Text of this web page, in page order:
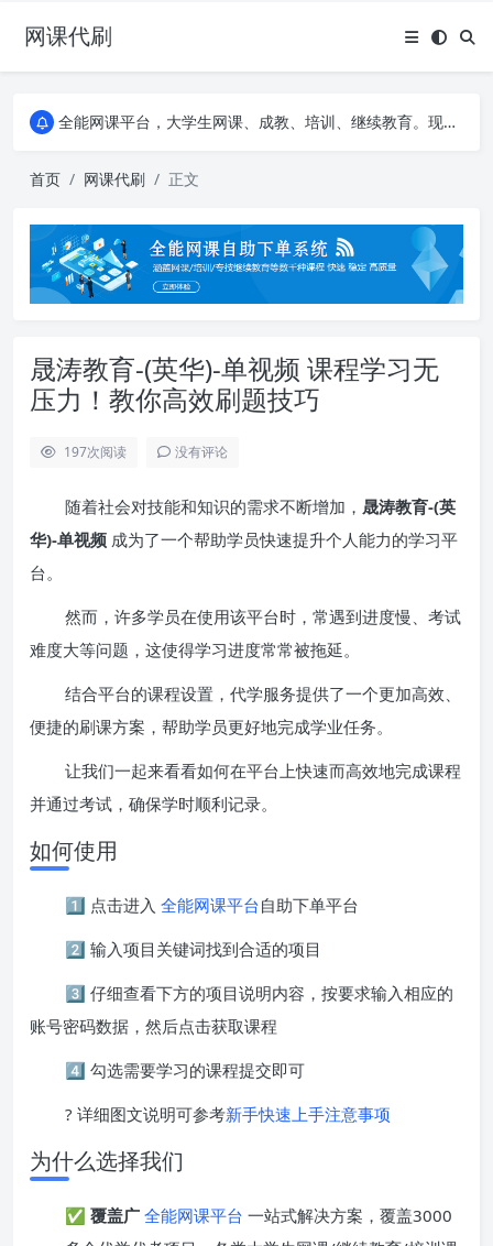
网课代刷
AI论文写作平台，根据真实文献内容生成论文
全能网课平台，大学生网课、成教、培训、继续教育。现已接入代刷代考项目3000+
全能网课平台，大学生网课、成教、培训、继续教育。现已接入代刷代考项目3000+
首页 网课代刷 正文
晟涛教育-(英华)-单视频 课程学习无
压力！教你高效刷题技巧
197次阅读 没有评论
随着社会对技能和知识的需求不断增加， 晟涛教育-(英
华)-单视频 成为了一个帮助学员快速提升个人能力的学习平
台。
然而，许多学员在使用该平台时，常遇到进度慢、考试
难度大等问题，这使得学习进度常常被拖延。
结合平台的课程设置，代学服务提供了一个更加高效、
便捷的刷课方案，帮助学员更好地完成学业任务。
让我们一起来看看如何在平台上快速而高效地完成课程
并通过考试，确保学时顺利记录。
如何使用
1️⃣ 点击进入 全能网课平台自助下单平台
2️⃣ 输入项目关键词找到合适的项目
3️⃣ 仔细查看下方的项目说明内容，按要求输入相应的
账号密码数据，然后点击获取课程
4️⃣ 勾选需要学习的课程提交即可
? 详细图文说明可参考新手快速上手注意事项
为什么选择我们
✅ 覆盖广 全能网课平台 一站式解决方案，覆盖3000